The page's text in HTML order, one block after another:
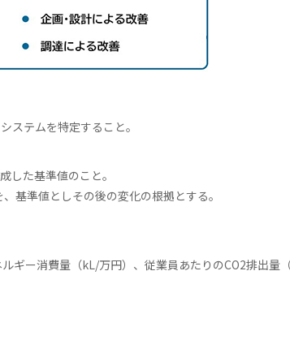
ステムを特定すること。
した基準値のこと。
基準値としその後の変化の根拠とする。
ギー消費量（kL/万円）、従業員あたりのCO2排出量